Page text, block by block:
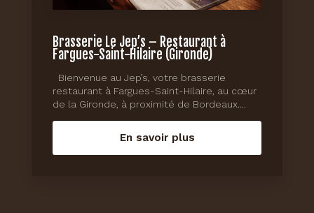
Brasserie Le Jep’s – Restaurant à
Fargues-Saint-Hilaire (Gironde)
Bienvenue au Jep’s, votre brasserie
restaurant à Fargues-Saint-Hilaire, au cœur
de la Gironde, à proximité de Bordeaux....
En savoir plus